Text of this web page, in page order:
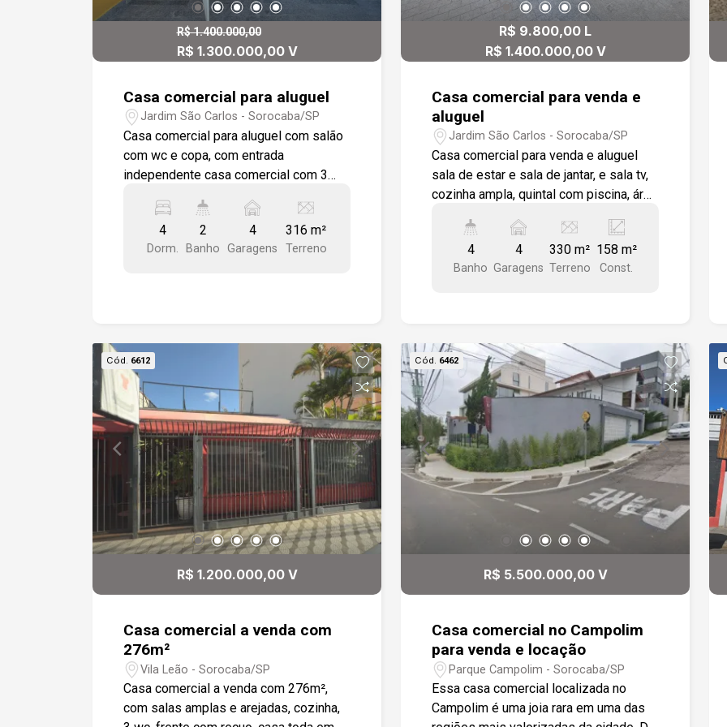
R$ 1.400.000,00
R$ 1.300.000,00 V
Casa comercial para aluguel
Jardim São Carlos - Sorocaba/SP
Casa comercial para aluguel com salão
com wc e copa, com entrada
independente casa comercial com 3
salas e wc. Frente com recuo para 4
veículos.
4
Dorm.
2
Banho
4
Garagens
316 m²
Terreno
R$ 9.800,00 L
R$ 1.400.000,00 V
Casa comercial para venda e
aluguel
Jardim São Carlos - Sorocaba/SP
Casa comercial para venda e aluguel
sala de estar e sala de jantar, e sala tv,
cozinha ampla, quintal com piscina, área
quartos 1 sendo suíte e wc social.
Frente com recuo para 4 veículos. Casa
com localização privilegiada, Rua com
4
Banho
4
Garagens
330 m²
Terreno
158 m²
Const.
Cód. 6612
R$ 1.200.000,00 V
Casa comercial a venda com
276m²
Vila Leão - Sorocaba/SP
Casa comercial a venda com 276m²,
com salas amplas e arejadas, cozinha,
Cód. 6462
R$ 5.500.000,00 V
Casa comercial no Campolim
para venda e locação
Parque Campolim - Sorocaba/SP
Essa casa comercial localizada no
Campolim é uma joia rara em uma das